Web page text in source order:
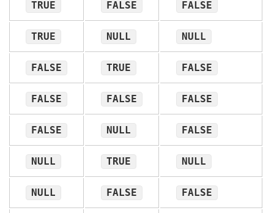
TRUE FALSE FALSE
TRUE NULL NULL
FALSE TRUE FALSE
FALSE FALSE FALSE
FALSE NULL FALSE
NULL TRUE NULL
NULL FALSE FALSE